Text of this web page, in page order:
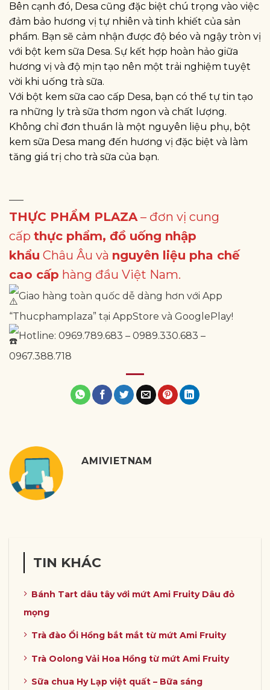
Bên cạnh đó, Desa cũng đặc biệt chú trọng vào việc
đảm bảo hương vị tự nhiên và tinh khiết của sản
phẩm. Bạn sẽ cảm nhận được độ béo và ngậy tròn vị
với bột kem sữa Desa. Sự kết hợp hoàn hảo giữa
hương vị và độ mịn tạo nên một trải nghiệm tuyệt
vời khi uống trà sữa.
Với bột kem sữa cao cấp Desa, bạn có thể tự tin tạo
ra những ly trà sữa thơm ngon và chất lượng.
Không chỉ đơn thuần là một nguyên liệu phụ, bột
kem sữa Desa mang đến hương vị đặc biệt và làm
tăng giá trị cho trà sữa của bạn.
—–
THỰC PHẨM PLAZA– đơn vị cung
cấp thực phẩm, đồ uống nhập
khẩu Châu Âu và nguyên liệu pha chế
cao cấp hàng đầu Việt Nam.
Giao hàng toàn quốc dễ dàng hơn với App
“Thucphamplaza” tại AppStore và GooglePlay!
Hotline: 0969.789.683 – 0989.330.683 –
0967.388.718
AMIVIETNAM
TIN KHÁC
Bánh Tart dâu tây với mứt Ami Fruity Dâu đỏ
mọng
Trà đào Ổi Hồng bắt mắt từ mứt Ami Fruity
Trà Oolong Vải Hoa Hồng từ mứt Ami Fruity
Sữa chua Hy Lạp việt quất – Bữa sáng